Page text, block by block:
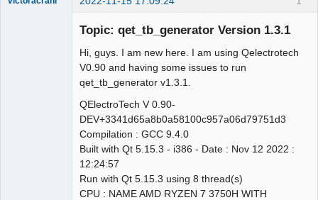
Manual 0.8_cs
Google_Search
Topic: qet_tb_generator Version 1.3.1
Hi, guys. I am new here. I am using Qelectrotech
V0.90 and having some issues to run
qet_tb_generator v1.3.1.
QElectroTech V 0.90-
DEV+3341d65a8b0a58100c957a06d79751d3
Compilation : GCC 9.4.0
Built with Qt 5.15.3 - i386 - Date : Nov 12 2022 :
12:24:57
Run with Qt 5.15.3 using 8 thread(s)
CPU : NAME AMD RYZEN 7 3750H WITH